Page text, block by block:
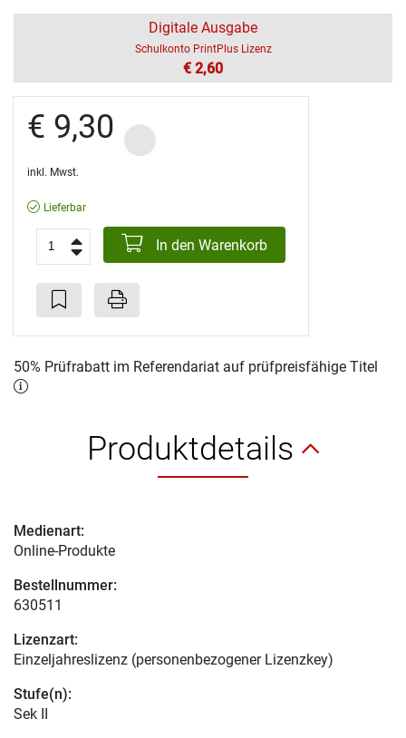
Digitale Ausgabe
Schulkonto PrintPlus Lizenz
€ 2,60
€ 9,30
inkl. Mwst.
Lieferbar
In den Warenkorb
50% Prüfrabatt im Referendariat auf prüfpreisfähige Titel
Produktdetails
Medienart:
Online-Produkte
Bestellnummer:
630511
Lizenzart:
Einzeljahreslizenz (personenbezogener Lizenzkey)
Stufe(n):
Sek II